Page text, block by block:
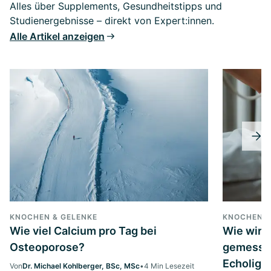
Alles über Supplements, Gesundheitstipps und
Studienergebnisse – direkt von Expert:innen.
Alle Artikel anzeigen
KNOCHEN & GELENKE
Wie viel Calcium pro Tag bei
Osteoporose?
VonDr. Michael Kohlberger, BSc, MSc•4 Min Lesezeit
KNOCHEN
Wie